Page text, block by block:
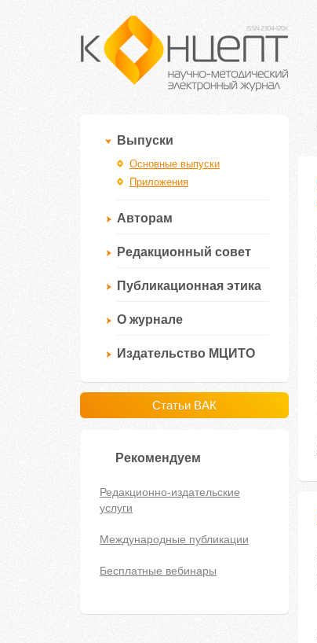
Выпуски
Основные выпуски
Приложения
Авторам
Редакционный совет
Публикационная этика
О журнале
Издательство МЦИТО
Статьи ВАК
Рекомендуем
Редакционно-издательские
услуги
Международные публикации
Бесплатные вебинары